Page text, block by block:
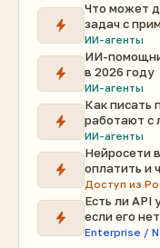
Что может
задач с
ИИ-агенты
ИИ-
в 2026 году
ИИ-агенты
Как писать
работают с
ИИ-агенты
Нейросети
оплатить и
Доступ из
Есть ли API
если его нет
Enterprise /